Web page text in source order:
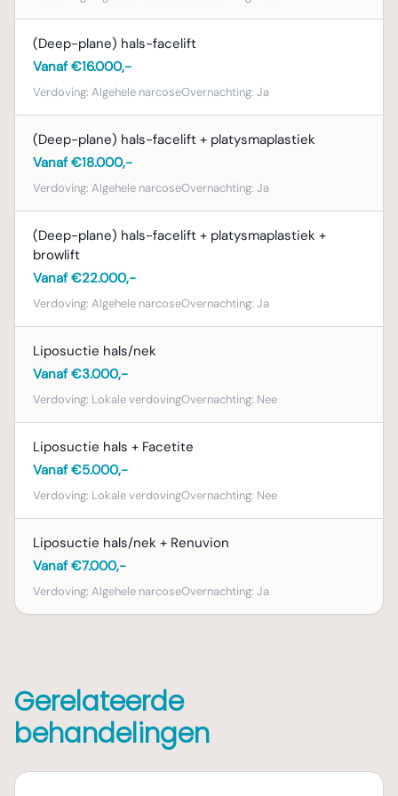
(Deep-plane) hals-facelift
Vanaf €16.000,-
Verdoving: Algehele narcoseOvernachting: Ja
(Deep-plane) hals-facelift + platysmaplastiek
Vanaf €18.000,-
Verdoving: Algehele narcoseOvernachting: Ja
(Deep-plane) hals-facelift + platysmaplastiek +
browlift
Vanaf €22.000,-
Verdoving: Algehele narcoseOvernachting: Ja
Liposuctie hals/nek
Vanaf €3.000,-
Verdoving: Lokale verdovingOvernachting: Nee
Liposuctie hals + Facetite
Vanaf €5.000,-
Verdoving: Lokale verdovingOvernachting: Nee
Liposuctie hals/nek + Renuvion
Vanaf €7.000,-
Verdoving: Algehele narcoseOvernachting: Ja
Gerelateerde
behandelingen